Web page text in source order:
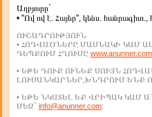
Աղբյուրը`
• "Ով ով է. Հայեր", կենս.
ՈՒՇԱԴՐՈՒԹՅՈՒՆ
• ՀՈԴՎԱԾՆԵՐԸ ՄԱՍՆԱԿԻ ԿԱՄ
ԴԵՊՔՈՒՄ ՀՂՈՒՄԸ www.anunner.com
• ԵԹԵ ԴՈՒՔ ՈՒՆԵՔ ՍՈՒՅՆ
ԼՈՒՍԱՆԿԱՐՆԵՐ,ԽՆԴՐՈՒՄ ԵՆՔ
• ԵԹԵ ՆԿԱՏԵԼ ԵՔ ՎՐԻՊԱԿ ԿԱՄ
ՄԵԶ` info@anunner.com: